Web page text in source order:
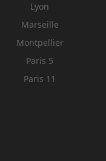
Lyon
Marseille
Montpellier
Paris 5
Paris 11